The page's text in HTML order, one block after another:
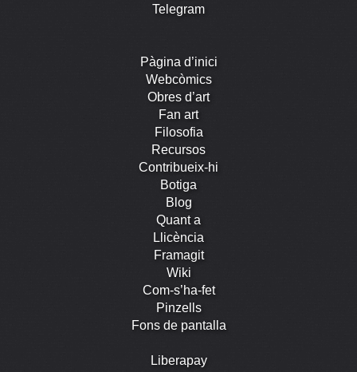
Telegram
Pàgina d’inici
Webcòmics
Obres d’art
Fan art
Filosofia
Recursos
Contribueix-hi
Botiga
Blog
Quant a
Llicència
Framagit
Wiki
Com-s’ha-fet
Pinzells
Fons de pantalla
Liberapay